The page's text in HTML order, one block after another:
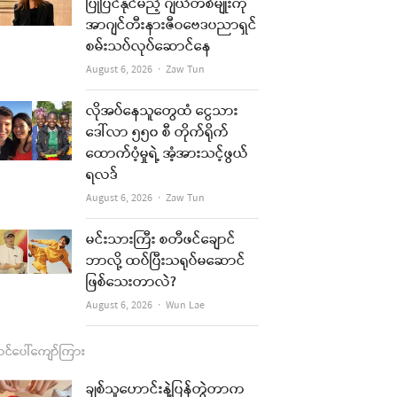
o
g
m
b
e
အာဂျင်တီးနားဇီဝဗေဒပညာရှင်
စမ်းသပ်လုပ်ဆောင်နေ
August 6, 2026 Author
Zaw Tun
လိုအပ်နေသူတွေထံ ငွေသား
ဒေါ်လာ ၅၅၀ စီ တိုက်ရိုက်
ထောက်ပံ့မှုရဲ့ အံ့အားသင့်ဖွယ်
ရလဒ်
August 6, 2026 Author
Zaw Tun
မင်းသားကြီး စတီဖင်ချောင်
ဘာလို့ ထပ်ပြီးသရုပ်မဆောင်
ဖြစ်သေးတာလဲ?
August 6, 2026 Author
Wun Lae
ပေါ်ကျော်ကြား
ချစ်သူဟောင်းနဲ့ပြန်တွဲတာက